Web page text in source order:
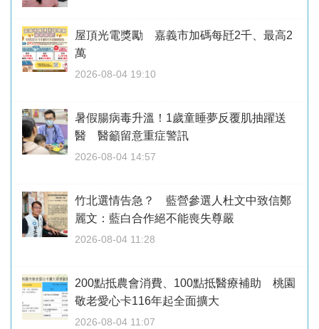
屋頂光電獎勵 嘉義市加碼每瓩2千、最高2
萬
2026-08-04 19:10
暑假腸病毒升溫！1歲童睡夢反覆肌抽躍送
醫 醫籲留意重症警訊
2026-08-04 14:57
竹北選情告急？ 藍營參選人杜文中致信鄭
麗文：藍白合作絕不能喪失尊嚴
2026-08-04 11:28
200點抵農會消費、100點抵醫療補助 桃園
敬老愛心卡116年起全面擴大
2026-08-04 11:07